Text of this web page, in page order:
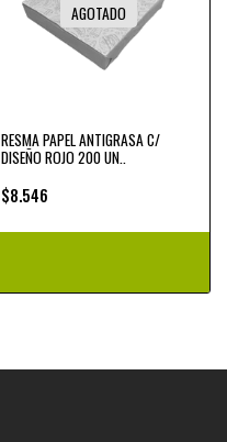
AGOTADO
RESMA PAPEL ANTIGRASA C/
DISEÑO ROJO 200 UN..
$8.546